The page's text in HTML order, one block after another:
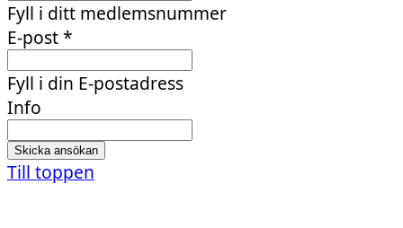
Fyll i ditt medlemsnummer
E-post*
Fyll i din E-postadress
Info
Till toppen